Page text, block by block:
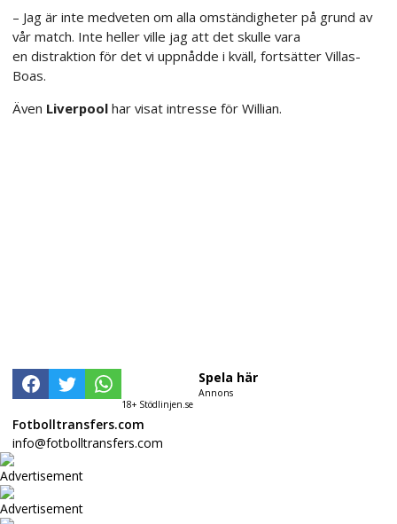
– Jag är inte medveten om alla omständigheter på grund av
vår match. Inte heller ville jag att det skulle vara
en distraktion för det vi uppnådde i kväll, fortsätter Villas-
Boas.
Även Liverpool har visat intresse för Willian.
18+ Stödlinjen.se
Spela här
Annons
Fotbolltransfers.com
info@fotbolltransfers.com